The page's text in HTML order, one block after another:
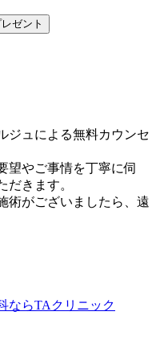
ジュによる無料カウンセ
望やご事情を丁寧に伺
だきます。
術がございましたら、遠